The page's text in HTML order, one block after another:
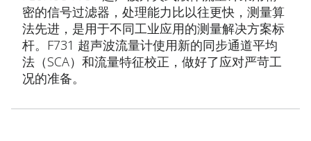
密的信号过滤器，处理能力比以往更快，测量算
法先进，是用于不同工业应用的测量解决方案标
杆。F731 超声波流量计使用新的同步通道平均
法（SCA）和流量特征校正，做好了应对严苛工
况的准备。